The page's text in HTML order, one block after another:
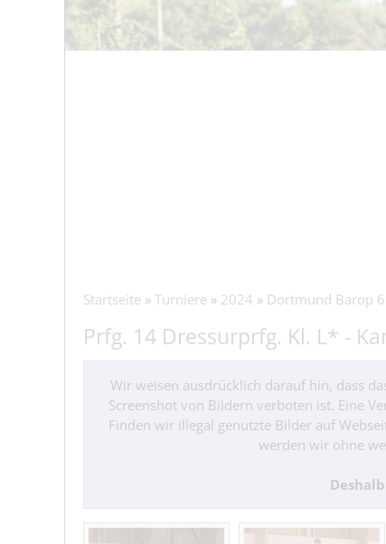
Startseite » Turniere » 2024 » Dortmund Barop
Prfg. 14 Dressurprfg. Kl. L* -
Wir weisen ausdrücklich darauf hin, dass
Screenshot von Bildern verboten ist. Eine
Finden wir illegal genutzte Bilder auf
werden wir ohne